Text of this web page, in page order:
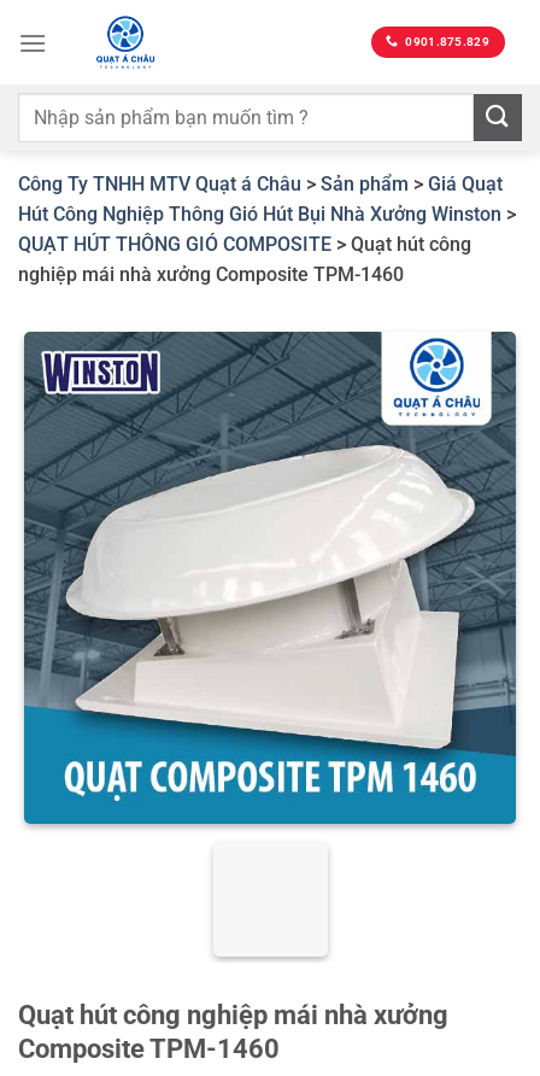
qua
dung
0901.875.829
Công Ty TNHH MTV Quạt á Châu > Sản phẩm > Giá Quạt
Hút Công Nghiệp Thông Gió Hút Bụi Nhà Xưởng Winston >
QUẠT HÚT THÔNG GIÓ COMPOSITE > Quạt hút công
nghiệp mái nhà xưởng Composite TPM-1460
Quạt hút công nghiệp mái nhà xưởng
Composite TPM-1460